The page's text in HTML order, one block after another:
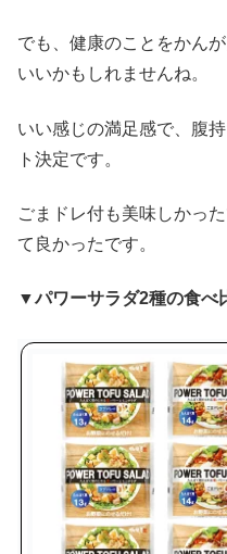
でも、健康のことをかん
いいかもしれませんね。
いい感じの満足感で、腹
ト決定です。
ごまドレ付も美味しかっ
て良かったです。
▼パワーサラダ2種の食べ